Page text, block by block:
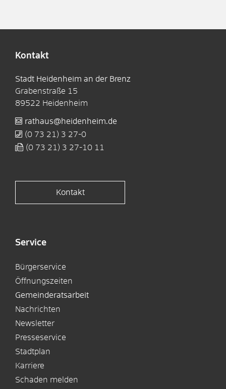
Kontakt
Stadt Heidenheim an der Brenz
Grabenstraße 15
89522 Heidenheim
rathaus@heidenheim.de
(0 73 21) 3 27-0
(0 73 21) 3 27-10 11
Kontakt
Service
Bürgerservice
Öffnungszeiten
Gemeinderatsarbeit
Nachrichten
Newsletter
Presseservice
Stadtplan
Karriere
Schaden melden